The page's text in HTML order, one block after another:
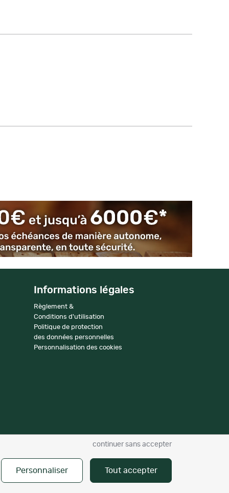
Informations légales
Règlement &
Conditions d'utilisation
Politique de protection
des données personnelles
Personnalisation des cookies
continuer sans accepter
Personnaliser Tout accepter